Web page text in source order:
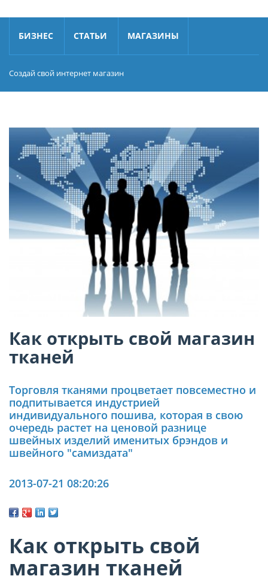
БИЗНЕС СТАТЬИ МАГАЗИНЫ
Создай свой интернет магазин
Как открыть свой магазин
тканей
Торговля тканями процветает повсеместно и
подпитывается индустрией
индивидуального пошива, которая в свою
очередь растет на ценовой разнице
швейных изделий именитых брэндов и
швейного "самиздата"
2013-07-21 08:20:26
Как открыть свой
магазин тканей